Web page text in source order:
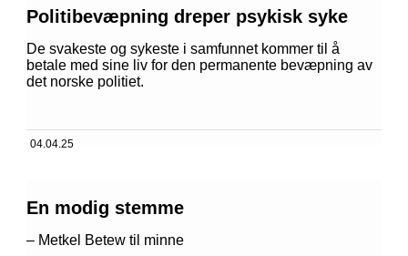
En modig stemme
– Metkel Betew til minne
Politibevæpning dreper psykisk syke
De svakeste og sykeste i samfunnet kommer til å
betale med sine liv for den permanente bevæpning av
det norske politiet.
04.04.25